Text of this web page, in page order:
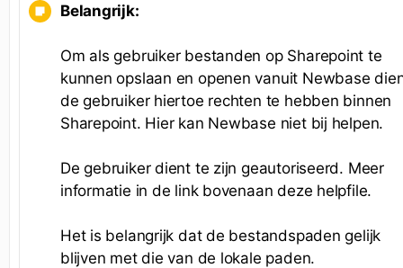
Belangrijk:
Om als gebruiker bestanden op Sharepoint te
kunnen opslaan en openen vanuit Newbase
de gebruiker hiertoe rechten te hebben binnen
Sharepoint. Hier kan Newbase niet bij helpen.
De gebruiker dient te zijn geautoriseerd. Meer
informatie in de link bovenaan deze helpfile.
Het is belangrijk dat de bestandspaden gelijk
blijven met die van de lokale paden.